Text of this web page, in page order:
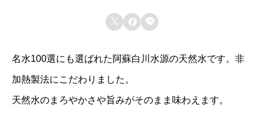
0
リ
）
レビュー投稿には、会員登録が必要です。
会員登録する
  
名水100選にも選ばれた阿蘇白川水源の天然水です。非
加熱製法にこだわりました。
天然水のまろやかさや旨みがそのまま味わえます。